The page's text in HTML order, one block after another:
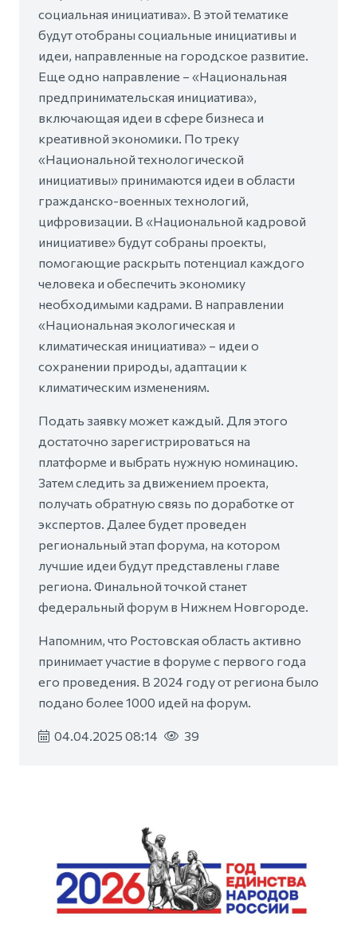
социальная инициатива». В этой тематике
будут отобраны социальные инициативы и
идеи, направленные на городское развитие.
Еще одно направление – «Национальная
предпринимательская инициатива»,
включающая идеи в сфере бизнеса и
креативной экономики. По треку
«Национальной технологической
инициативы» принимаются идеи в области
гражданско-военных технологий,
цифровизации. В «Национальной кадровой
инициативе» будут собраны проекты,
помогающие раскрыть потенциал каждого
человека и обеспечить экономику
необходимыми кадрами. В направлении
«Национальная экологическая и
климатическая инициатива» – идеи о
сохранении природы, адаптации к
климатическим изменениям.
Подать заявку может каждый. Для этого
достаточно зарегистрироваться на
платформе и выбрать нужную номинацию.
Затем следить за движением проекта,
получать обратную связь по доработке от
экспертов. Далее будет проведен
региональный этап форума, на котором
лучшие идеи будут представлены главе
региона. Финальной точкой станет
федеральный форум в Нижнем Новгороде.
Напомним, что Ростовская область активно
принимает участие в форуме с первого года
его проведения. В 2024 году от региона было
подано более 1000 идей на форум.
04.04.2025 08:14 39